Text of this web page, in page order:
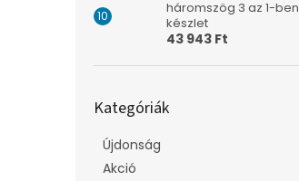
háromszög 3 az 1-ben
készlet
43 943 Ft
átugrása
Kategóriák
Újdonság
Akció